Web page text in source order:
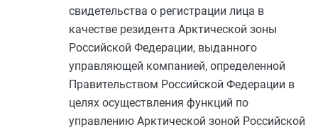
свидетельства о регистрации лица в
качестве резидента Арктической зоны
Российской Федерации, выданного
управляющей компанией, определенной
Правительством Российской Федерации в
целях осуществления функций по
управлению Арктической зоной Российской